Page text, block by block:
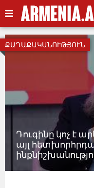
Դուգինը կոչ է
այլ
ՔԱՂԱՔԱԿԱՆՈՒԹՅՈՒՆ